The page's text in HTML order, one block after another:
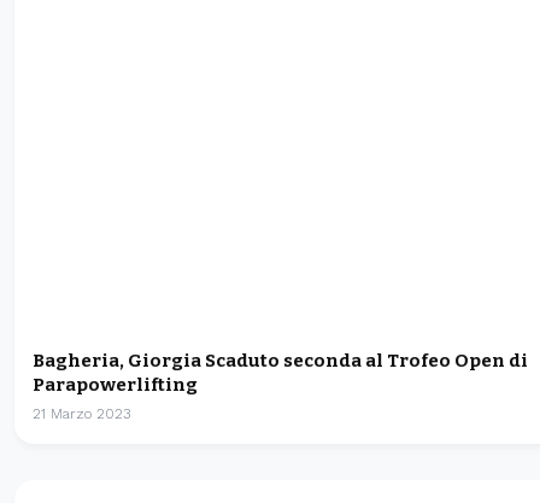
Bagheria, Giorgia Scaduto seconda al Trofeo Open di
Parapowerlifting
21 Marzo 2023